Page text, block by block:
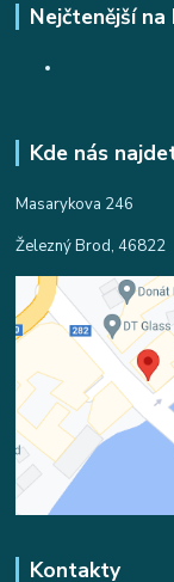
Nejčtenější
Kde nás
Masarykova 246
Železný Brod, 46822
Kontakty